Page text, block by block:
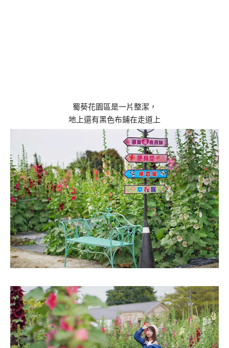
蜀葵花園區是一片整潔，
地上還有黑色布鋪在走道上